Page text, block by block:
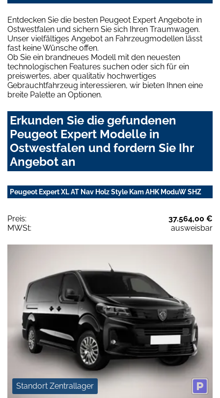
Entdecken Sie die besten Peugeot Expert Angebote in
Ostwestfalen und sichern Sie sich Ihren Traumwagen.
Unser vielfältiges Angebot an Fahrzeugmodellen lässt
fast keine Wünsche offen.
Ob Sie ein brandneues Modell mit den neuesten
technologischen Features suchen oder sich für ein
preiswertes, aber qualitativ hochwertiges
Gebrauchtfahrzeug interessieren, wir bieten Ihnen eine
breite Palette an Optionen.
Erkunden Sie die gefundenen
Peugeot Expert Modelle in
Ostwestfalen und fordern Sie Ihr
Angebot an
Peugeot Expert XL AT Nav Holz Style Kam AHK ModuW SHZ
Preis:
37.564,00 €
MWSt:
ausweisbar
Standort Zentrallager